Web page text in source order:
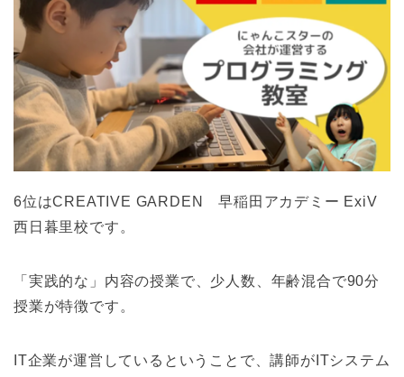
6位はCREATIVE GARDEN 早稲田アカデミー ExiV
西日暮里校です。
「実践的な」内容の授業で、少人数、年齢混合で90分
授業が特徴です。
IT企業が運営しているということで、講師がITシステム